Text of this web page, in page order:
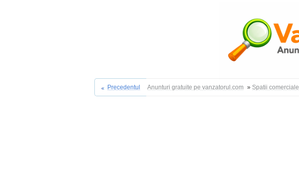
Precedentul Anunturi gratuite pe vanzatorul.com » Spatii comerciale